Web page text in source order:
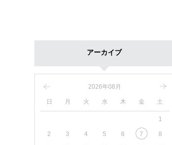
アーカイブ
2026年08月
日 月 火 水 木 金 土
1
2 3 4 5 6 7 8